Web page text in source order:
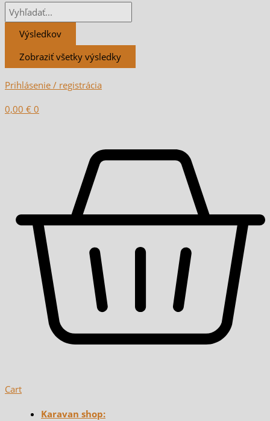
Výsledkov
Zobraziť všetky výsledky
Prihlásenie / registrácia
0,00 € 0
Cart
Karavan shop: